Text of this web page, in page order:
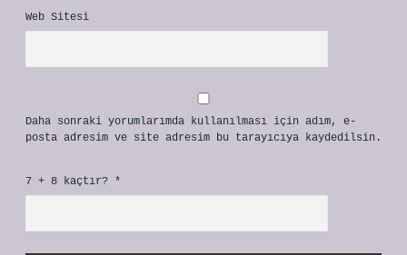
Web Sitesi
Daha sonraki yorumlarımda kullanılması için adım, e-
posta adresim ve site adresim bu tarayıcıya kaydedilsin.
7 + 8 kaçtır? *